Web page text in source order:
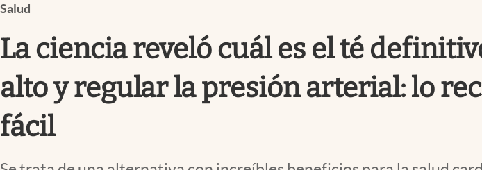
Brand Strategy
Vida y estilo
Tv
Clima
Espiritualidad
Mediakit
Salud
La ciencia reveló cuál es el té
alto y regular la presión arterial: lo
fácil